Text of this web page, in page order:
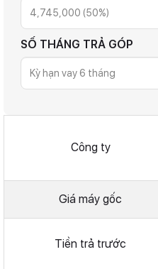
SỐ THÁNG TRẢ GÓP
Công ty
Giá máy gốc
Tiền trả trước